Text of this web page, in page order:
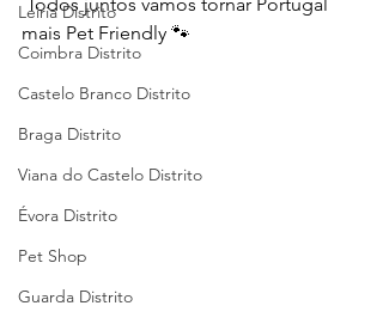
Leiria Distrito
Coimbra Distrito
Castelo Branco Distrito
Braga Distrito
Viana do Castelo Distrito
Évora Distrito
Pet Shop
Guarda Distrito
mais Pet Friendly 🐾